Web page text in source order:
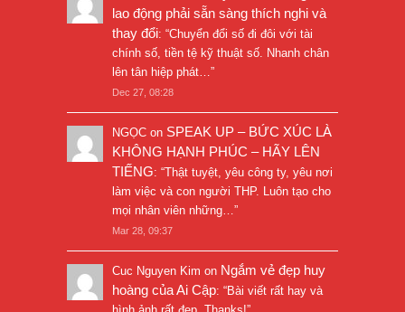
lao động phải sẵn sàng thích nghi và
thay đổi: “Chuyển đổi số đi đôi với tài
chính số, tiền tệ kỹ thuật số. Nhanh chân
lên tân hiệp phát…”
Dec 27, 08:28
NGỌC on SPEAK UP – BỨC XÚC LÀ
KHÔNG HẠNH PHÚC – HÃY LÊN
TIẾNG: “Thật tuyệt, yêu công ty, yêu nơi
làm việc và con người THP. Luôn tạo cho
mọi nhân viên những…”
Mar 28, 09:37
Cuc Nguyen Kim on Ngắm vẻ đẹp huy
hoàng của Ai Cập: “Bài viết rất hay và